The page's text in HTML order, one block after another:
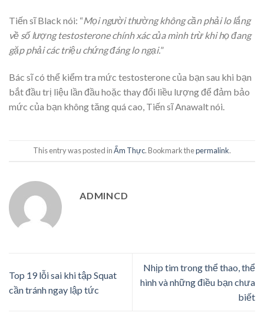
Tiến sĩ Black nói: “Mọi người thường không cần phải lo lắng
về số lượng testosterone chính xác của mình trừ khi họ đang
gặp phải các triệu chứng đáng lo ngại.”
Bác sĩ có thể kiểm tra mức testosterone của bạn sau khi bạn
bắt đầu trị liệu lần đầu hoặc thay đổi liều lượng để đảm bảo
mức của bạn không tăng quá cao, Tiến sĩ Anawalt nói.
This entry was posted inẨm Thực. Bookmark thepermalink.
ADMINCD
Top 19 lỗi sai khi tập Squat
cần tránh ngay lập tức
Nhịp tim trong thể thao, thể
hình và những điều bạn chưa
biết